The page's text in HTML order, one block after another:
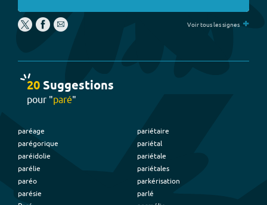
Voir tous les signes +
20Suggestions
pour "paré"
paréage
parégorique
paréidolie
parélie
paréo
parésie
pariétaire
pariétal
pariétale
pariétales
parkérisation
parlé